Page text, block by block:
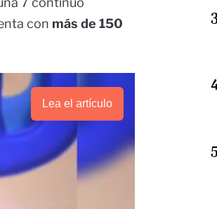
con más de 150
Lea el artículo